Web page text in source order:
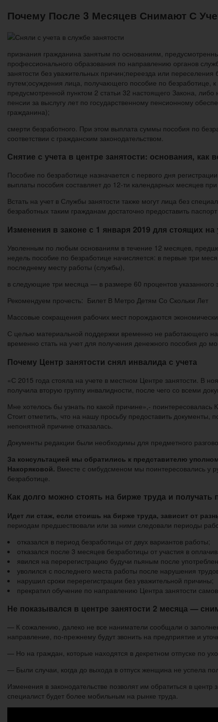
Почему После 3 Месяцев Снимают С
признания гражданина занятым по основаниям,
профессионального образования по направлению органов
занятости без уважительных причин;переезда или
путем;осуждения лица, получающего пособие по безработице,
предусмотренной пунктом 2 статьи 32 настоящего Закона,
пенсии за выслугу лет по государственному пенсионному
гражданина);
смерти безработного. При этом выплата суммы пособия по
соответствии с гражданским законодательством.
Снятие с учета в центре занятости: основания, как
Пособие по безработице назначается с первого дня
выплаты пособия составляет до 12-ти календарных месяцев
Встать на учет в Службы занятости также могут лица без
безработных таким гражданам достаточно предоставить
Изменения в законе с 1 января 2019 для стоящих на
Уволенным по любым основаниям в течение 12 месяцев,
недель пособие по безработице начисляется: в первые три
последнему месту работы (службы),
в следующие три месяца — в размере 60 процентов указанного
Рекомендуем прочесть: Билет В Метро Детям Со Скольки Лет
Массовые сокращения рабочих мест порождаются
С целью материальной поддержки временно не работающего
временно стать на учет для получения денежного пособия до
Почему Центр занятости снял инвалида с учета
«С 2015 года стояла на учете в местном Центре занятости. В
получила вторую группу инвалидности, после чего со всеми
Мне хотелось бы узнать по какой причине»,- поинтересовалась
Стоит отметить, что на нашу просьбу предоставить
непонятной причине отказалась.
Документы редакции были необходимы для предметного
За консультацией мы обратились к представителю
Накоряковой. Вместе с омбудсменом мы поинтересовались у
безработице.
Как долго можно стоять на бирже труда и получать
Идет ли стаж, если стоишь на бирже труда, зависит от
периодам предшествовали или за ними следовали периоды
отказался в период безработицы от двух вариантов работы;
отказался после 3 месяцев безработицы от участия в
явился на перерегистрацию будучи пьяным после
уволился с последнего места работы после нарушения
нарушил сроки перерегистрации без уважительной причины;
прекратил обучение по направлению Центра занятости
Не показывался в центре занятости 2 месяца —
— К сожалению, далеко не все наниматели сообщали о
направление, по-прежнему будут звонить на предприятие и
— Но на граждан, которые находятся в декретном отпуске по
— Были случаи, когда до выхода в отпуск женщина не успела
Изменения в законодательстве позволят им обратиться в
специалист будет более мобильным на рынке труда.